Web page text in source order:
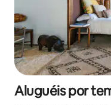
Aluguéis por